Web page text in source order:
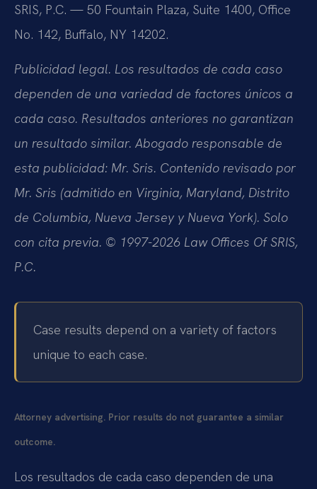
SRIS, P.C. — 50 Fountain Plaza, Suite 1400, Office
No. 142, Buffalo, NY 14202.
Publicidad legal. Los resultados de cada caso
dependen de una variedad de factores únicos a
cada caso. Resultados anteriores no garantizan
un resultado similar. Abogado responsable de
esta publicidad: Mr. Sris. Contenido revisado por
Mr. Sris (admitido en Virginia, Maryland, Distrito
de Columbia, Nueva Jersey y Nueva York). Solo
con cita previa. © 1997-2026 Law Offices Of SRIS,
P.C.
Case results depend on a variety of factors
unique to each case.
Attorney advertising. Prior results do not guarantee a similar
outcome.
Los resultados de cada caso dependen de una